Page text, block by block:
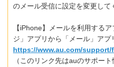
のメール受信に設定を変更して
【iPhone】メールを利用する
ジ」アプリから「メール」アプ
https://www.au.com/support/
（このリンク先はauのサポー